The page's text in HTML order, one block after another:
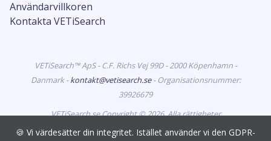
Användarvillkoren
Kontakta VETiSearch
VETiSearch™ ApS - C.F. Richs Vej 99D - 2000 Köpenhamn -
Danmark -kontakt@vetisearch.se- Organisationsnummer:
39926679
VETiSearch.se Copyright © 2026. Alla rättigheter
förbehållna. VETiSearch innehåller information om
🍪 Vi värdesätter din integritet. Istället använder vi den GDPR-